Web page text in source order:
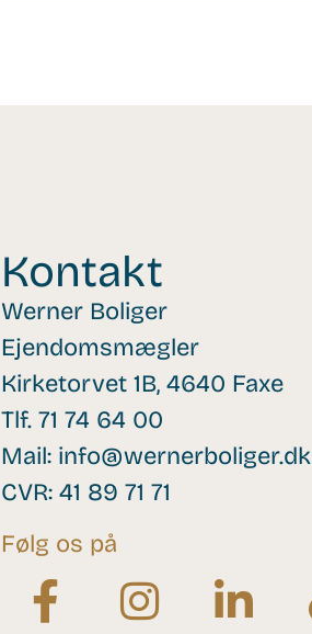
Kontakt
Werner Boliger
Ejendomsmægler
Kirketorvet 1B, 4640 Faxe
Tlf.71 74 64 00
Mail: info@wernerboliger.dk
CVR: 41 89 71 71
Følg os på